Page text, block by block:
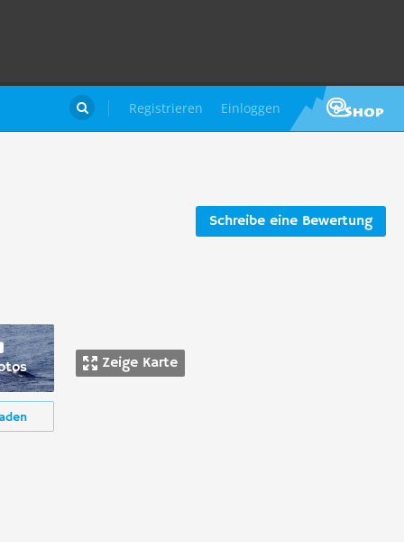
Registrieren Einloggen

Schreibe eine Bewertung
Zeige Karte